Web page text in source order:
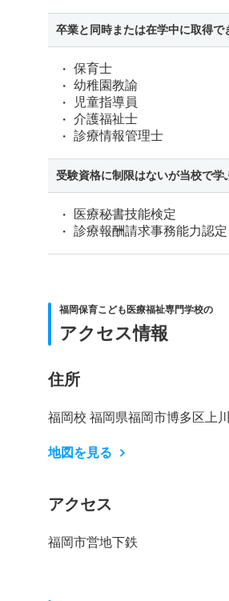
卒業と同時または在学中に取得で
保育士
幼稚園教諭
児童指導員
介護福祉士
診療情報管理士
受験資格に制限はないが当校で学
医療秘書技能検定
診療報酬請求事務能力認定
福岡保育こども医療福祉専門学校の
アクセス情報
住所
福岡校 福岡県福岡市博多区上
地図を見る
アクセス
福岡市営地下鉄